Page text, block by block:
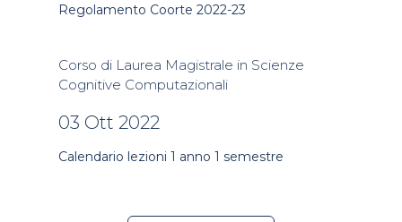
Regolamento Coorte 2022-23
Corso di Laurea Magistrale in Scienze
Cognitive Computazionali
03 Ott 2022
Calendario lezioni 1 anno 1 semestre